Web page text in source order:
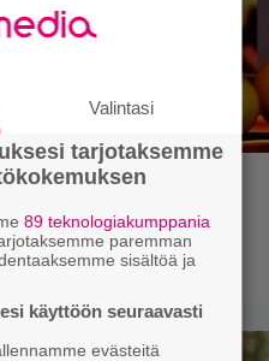
Loton ja
Valintasi
tarjotaksemme
89 teknologiakumppania
paremman
sisältöä ja
käyttöön seuraavasti
evästeitä